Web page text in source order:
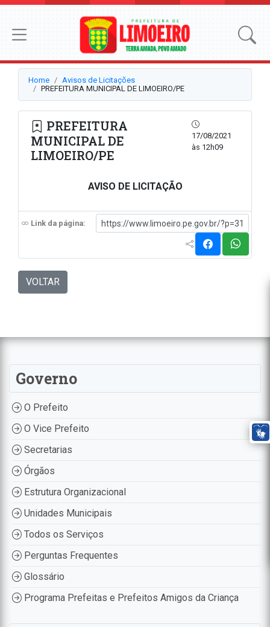
Home
Avisos de Licitações
PREFEITURA MUNICIPAL DE LIMOEIRO/PE
PREFEITURA
MUNICIPAL DE
LIMOEIRO/PE
17/08/2021
às 12h09
AVISO DE LICITAÇÃO
Link da página:
VOLTAR
Governo
O Prefeito
O Vice Prefeito
Secretarias
Órgãos
Estrutura Organizacional
Unidades Municipais
Todos os Serviços
Perguntas Frequentes
Glossário
Programa Prefeitas e Prefeitos Amigos da Criança